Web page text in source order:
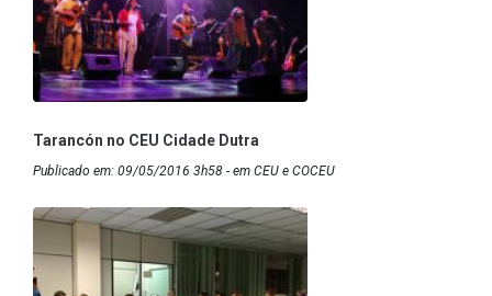
Tarancón no CEU Cidade Dutra
Publicado em: 09/05/2016 3h58 - em CEU e COCEU